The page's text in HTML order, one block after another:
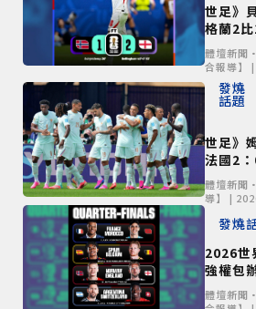
世足》
格蘭2
四強
體壇新聞
合報導】
發燒
話題
世足》
法國2
4強
體壇新聞
導】 |
發燒
2026世
強權包
體壇新聞